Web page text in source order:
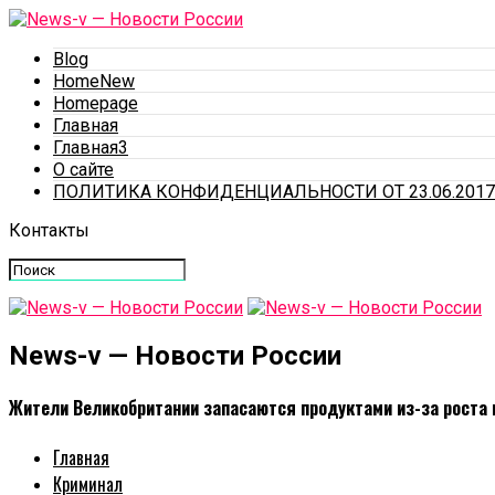
Blog
HomeNew
Homepage
Главная
Главная3
О сайте
ПОЛИТИКА КОНФИДЕНЦИАЛЬНОСТИ ОТ 23.06.2017
Контакты
News-v — Новости России
Жители Великобритании запасаются продуктами из-за роста
Главная
Криминал